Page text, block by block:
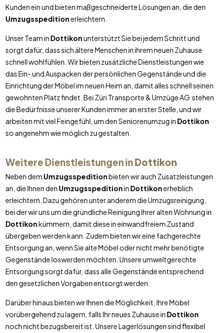
Kunden ein und bieten maßgeschneiderte Lösungen an, die den
Umzugsspeditionerleichtern.
Unser Team in Dottikonunterstützt Sie bei jedem Schritt und
sorgt dafür, dass sich ältere Menschen in ihrem neuen Zuhause
schnell wohlfühlen. Wir bieten zusätzliche Dienstleistungen wie
das Ein- und Auspacken der persönlichen Gegenstände und die
Einrichtung der Möbel im neuen Heim an, damit alles schnell seinen
gewohnten Platz findet. Bei Züri Transporte & Umzüge AG stehen
die Bedürfnisse unserer Kunden immer an erster Stelle, und wir
arbeiten mit viel Feingefühl, um den Seniorenumzug in Dottikon
so angenehm wie möglich zu gestalten.
Weitere Dienstleistungen in Dottikon
Neben dem Umzugsspeditionbieten wir auch Zusatzleistungen
an, die Ihnen den Umzugsspeditionin Dottikonerheblich
erleichtern. Dazu gehören unter anderem die Umzugsreinigung,
bei der wir uns um die gründliche Reinigung Ihrer alten Wohnung in
Dottikonkümmern, damit diese in einwandfreiem Zustand
übergeben werden kann. Zudem bieten wir eine fachgerechte
Entsorgung an, wenn Sie alte Möbel oder nicht mehr benötigte
Gegenstände loswerden möchten. Unsere umweltgerechte
Entsorgung sorgt dafür, dass alle Gegenstände entsprechend
den gesetzlichen Vorgaben entsorgt werden.
Darüber hinaus bieten wir Ihnen die Möglichkeit, Ihre Möbel
vorübergehend zu lagern, falls Ihr neues Zuhause in Dottikon
noch nicht bezugsbereit ist. Unsere Lagerlösungen sind flexibel